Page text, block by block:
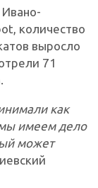
количество
выросло
71
как
мы имеем дело
может